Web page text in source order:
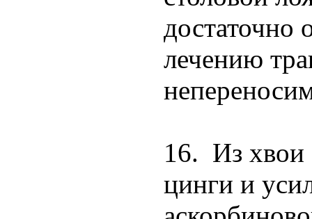
достаточно
лечению
16. Из хвои
цинги и